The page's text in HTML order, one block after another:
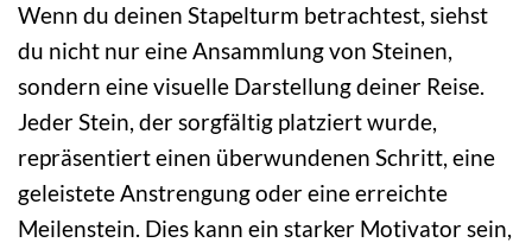
Wenn du deinen Stapelturm betrachtest, siehst
du nicht nur eine Ansammlung von Steinen,
sondern eine visuelle Darstellung deiner Reise.
Jeder Stein, der sorgfältig platziert wurde,
repräsentiert einen überwundenen Schritt, eine
geleistete Anstrengung oder eine erreichte
Meilenstein. Dies kann ein starker Motivator sein,